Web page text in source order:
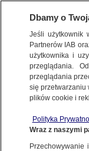
BIZNES
ZE ŚWIATA
i
miast
Dbamy o
Jeśli
Partnerów IAB
użytkownika i
przeglądania.
przeglądania
się przetwarzaniu
plików cookie i
Polityka
Wraz z naszymi